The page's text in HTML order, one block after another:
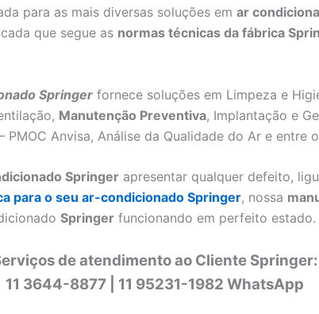
para as mais diversas soluções em ar
que segue as normas técnicas da fábrica
Springer fornece soluções em Limpeza e
Manutenção Preventiva, Implantação e
PMOC Anvisa, Análise da Qualidade do Ar e entre
Springer apresentar qualquer defeito,
para o seu ar-condicionado Springer, nossa
Springer funcionando em perfeito estado.
de atendimento ao Cliente Springer:
11 3644-8877 | 11 95231-1982 WhatsApp